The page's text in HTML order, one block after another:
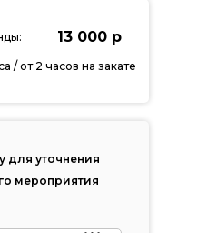
для уточнения
мероприятия
/ от 2 часов на закате
13 000 р